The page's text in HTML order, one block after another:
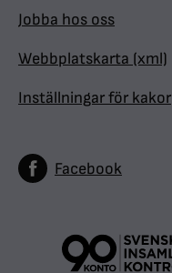
Jobba hos oss
Webbplatskarta (xml)
Inställningar för kakor
Facebook